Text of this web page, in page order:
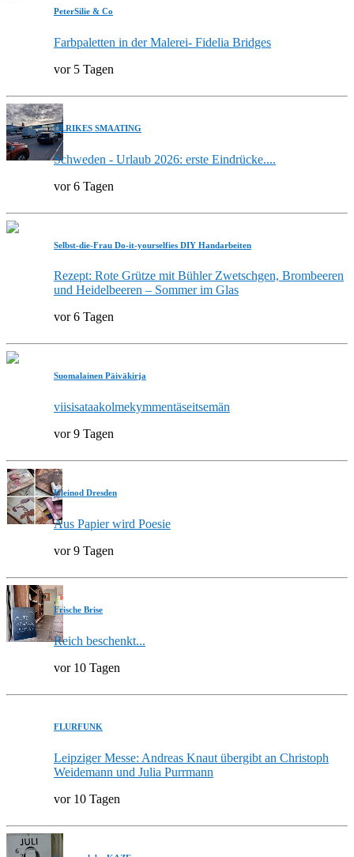
PeterSilie & Co
Farbpaletten in der Malerei- Fidelia Bridges
vor 5 Tagen
ULRIKES SMAATING
Schweden - Urlaub 2026: erste Eindrücke....
vor 6 Tagen
Selbst-die-Frau Do-it-yourselfies DIY Handarbeiten
Rezept: Rote Grütze mit Bühler Zwetschgen, Brombeeren
und Heidelbeeren – Sommer im Glas
vor 6 Tagen
Suomalainen Päiväkirja
viisisataakolmekymmentäseitsemän
vor 9 Tagen
Kleinod Dresden
Aus Papier wird Poesie
vor 9 Tagen
Frische Brise
Reich beschenkt...
vor 10 Tagen
FLURFUNK
Leipziger Messe: Andreas Knaut übergibt an Christoph
Weidemann und Julia Purrmann
vor 10 Tagen